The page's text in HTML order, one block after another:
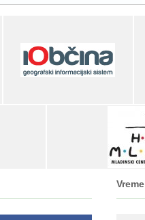
Vreme